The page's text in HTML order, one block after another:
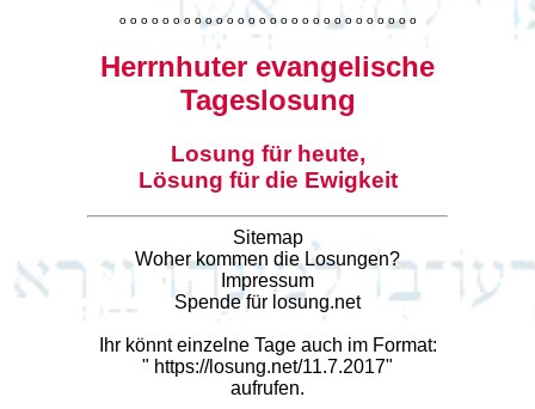
o o o o o o o o o o o o o o o o o o o o o o o o o o o o
Herrnhuter evangelische
Tageslosung
Losung für heute,
Lösung für die Ewigkeit
Sitemap
Woher kommen die Losungen?
Impressum
Spende für losung.net
Ihr könnt einzelne Tage auch im Format:
" https://losung.net/11.7.2017"
aufrufen.